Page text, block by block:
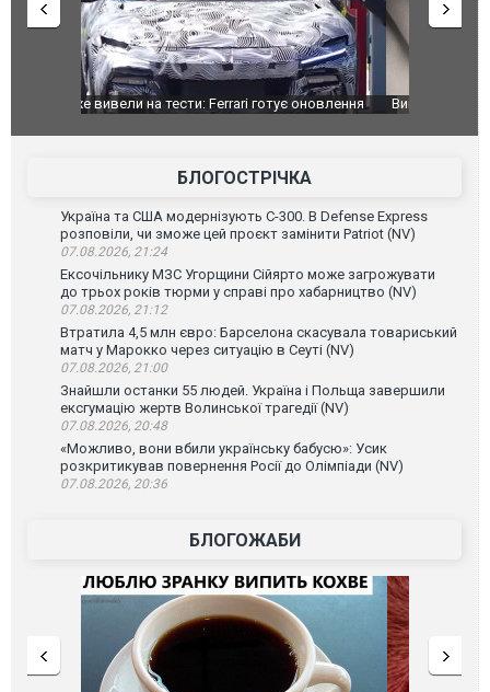
Вийшов трейлер нової екранізації легендарного
БЛОГОСТРІЧКА
Україна та США модернізують С-300. В Defense Express
розповіли, чи зможе цей проєкт замінити Patriot (NV)
07.08.2026, 21:24
Ексочільнику МЗС Угорщини Сійярто може загрожувати
до трьох років тюрми у справі про хабарництво (NV)
07.08.2026, 21:12
Втратила 4,5 млн євро: Барселона скасувала товариський
матч у Марокко через ситуацію в Сеуті (NV)
07.08.2026, 21:00
Знайшли останки 55 людей. Україна і Польща завершили
ексгумацію жертв Волинської трагедії (NV)
07.08.2026, 20:48
«Можливо, вони вбили українську бабусю»: Усик
розкритикував повернення Росії до Олімпіади (NV)
07.08.2026, 20:36
БЛОГОЖАБИ